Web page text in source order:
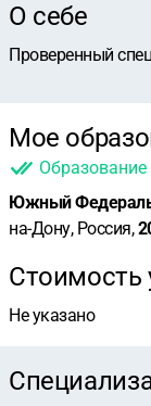
О себе
Проверенный
Мое
Южный
на-Дону, Россия,
Стоимость
Не указано